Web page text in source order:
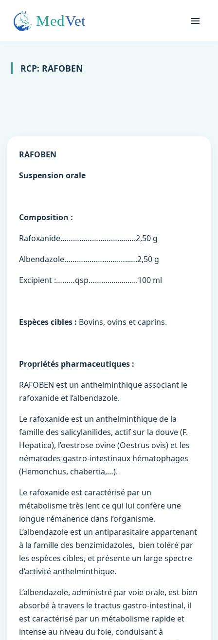
RCP: RAFOBEN
RAFOBEN
Suspension orale
Composition :
Rafoxanide………………………..…….2,50 g
Albendazole……………………..…..….2,50 g
Excipient :………qsp………......……...100 ml
Espèces cibles : Bovins, ovins et caprins.
Propriétés pharmaceutiques :
RAFOBEN est un anthelminthique associant le
rafoxanide et l’albendazole.
Le rafoxanide est un anthelminthique de la
famille des salicylanilides, actif sur la douve (F.
Hepatica), l’oestrose ovine (Oestrus ovis) et les
nématodes gastro-intestinaux hématophages
(Hemonchus, chabertia,…).
Le rafoxanide est caractérisé par un
métabolisme très lent ce qui lui confère une
longue rémanence dans l’organisme.
L’albendazole est un antiparasitaire appartenant
à la famille des benzimidazoles, bien toléré par
les espèces cibles, et présente un large spectre
d’activité anthelminthique.
L’albendazole, administré par voie orale, est bien
absorbé à travers le tractus gastro-intestinal, il
est caractérisé par un métabolisme rapide et
intense au niveau du foie, conduisant à